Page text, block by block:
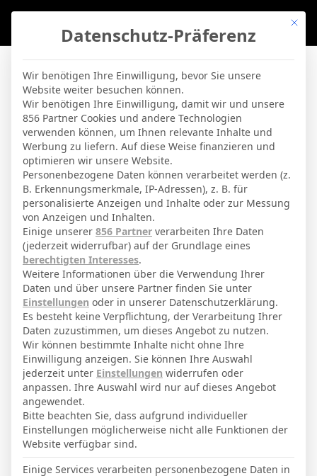
V. Birmančević
Micha Sassie 19. April 2026
Voller Name Veljko Birmančević
Position Mittelfeldspieler
Aktuelles Team Getafe
Nationalität
Geburtsort
Šabac
Geburtstag 5. März 1998
Alter 28
Gewicht (kg) 67
Größe (cm) 179
GESAMTE STATISTIK
Mit
Datenschutz-Präferenz
Wir benötigen Ihre Einwilligung, bevor Sie unsere
Website weiter besuchen können.
Wir benötigen Ihre Einwilligung, damit wir und unsere
856 Partner Cookies und andere Technologien
verwenden können, um Ihnen relevante Inhalte und
Werbung zu liefern. Auf diese Weise finanzieren und
optimieren wir unsere Website.
Personenbezogene Daten können verarbeitet werden (z.
B. Erkennungsmerkmale, IP-Adressen), z. B. für
personalisierte Anzeigen und Inhalte oder zur Messung
von Anzeigen und Inhalten.
Einige unserer 856 Partner verarbeiten Ihre Daten
(jederzeit widerrufbar) auf der Grundlage eines
berechtigten Interesses.
Weitere Informationen über die Verwendung Ihrer
Daten und über unsere Partner finden Sie unter
Einstellungen oder in unserer Datenschutzerklärung.
Es besteht keine Verpflichtung, der Verarbeitung Ihrer
Daten zuzustimmen, um dieses Angebot zu nutzen.
Wir können bestimmte Inhalte nicht ohne Ihre
Einwilligung anzeigen. Sie können Ihre Auswahl
jederzeit unter Einstellungen widerrufen oder
anpassen. Ihre Auswahl wird nur auf dieses Angebot
angewendet.
Bitte beachten Sie, dass aufgrund individueller
Einstellungen möglicherweise nicht alle Funktionen der
Website verfügbar sind.
Einige Services verarbeiten personenbezogene Daten in